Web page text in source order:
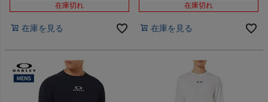
HOKA
在庫切れ
在庫を見る
在庫切れ
在庫を見る